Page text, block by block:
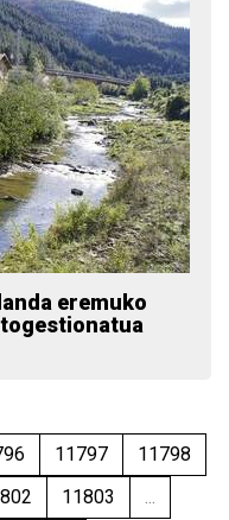
eremuko
11797
11798
11803
...